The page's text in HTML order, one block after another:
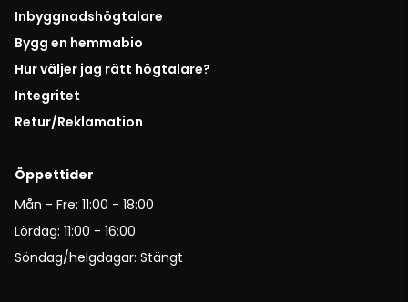
Inbyggnadshögtalare
Bygg en hemmabio
Hur väljer jag rätt högtalare?
Integritet
Retur/Reklamation
Öppettider
Mån - Fre: 11:00 - 18:00
Lördag: 11:00 - 16:00
Söndag/helgdagar: Stängt